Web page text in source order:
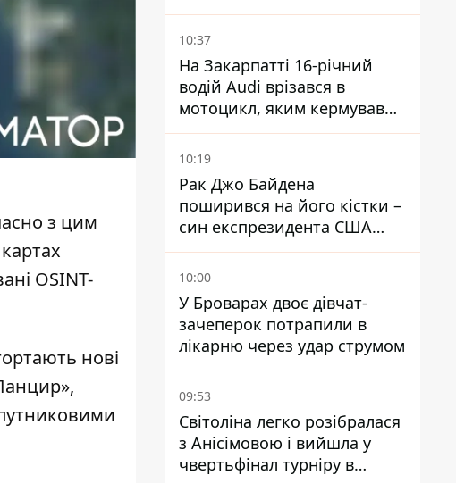
з цим
OSINT-
нові
водопостачання
10:37
На Закарпатті 16-річний
водій Audi врізався в
мотоцикл, яким кермував
10-річний хлопчик
10:19
Рак Джо Байдена
поширився на його кістки –
син експрезидента США
розповів, що хвороба
батька прогресує
10:00
У Броварах двоє дівчат-
зачеперок потрапили в
лікарню через удар струмом
09:53
Світоліна легко розібралася
з Анісімовою і вийшла у
чвертьфінал турніру в